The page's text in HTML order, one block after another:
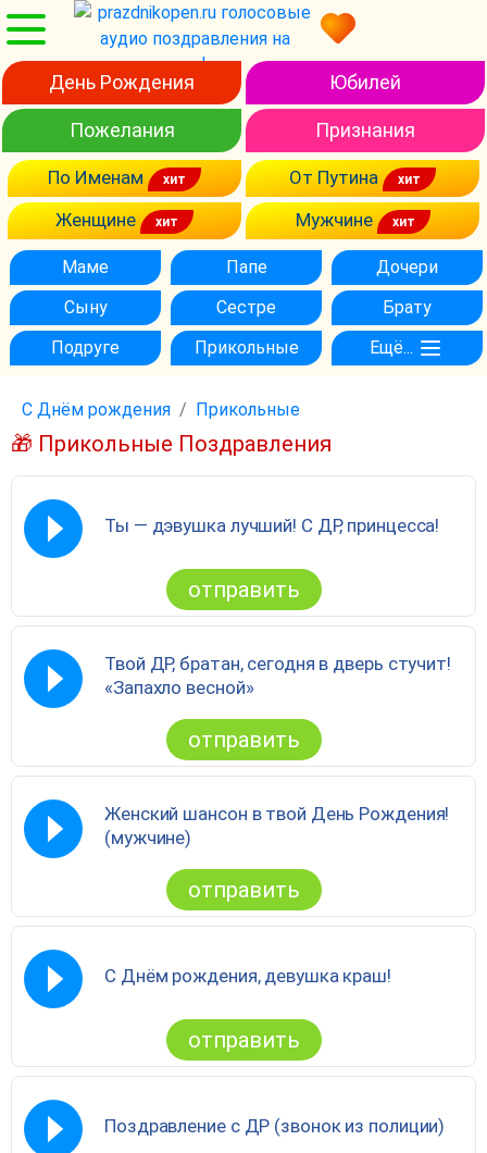
День Рождения Юбилей
Пожелания Признания
По Именам
От Путина
Женщине
Мужчине
Маме Папе
Дочери
Сыну
Сестре
Брату
Подруге
Прикольные Ещё...
С Днём рождения Прикольные
🎁 Прикольные Поздравления
Ты — дэвушка лучший! С ДР, принцесса!
отправить
Твой ДР, братан, сегодня в дверь стучит!
«Запахло весной»
отправить
Женский шансон в твой День Рождения!
(мужчине)
отправить
С Днём рождения, девушка краш!
отправить
Поздравление с ДР (звонок из полиции)